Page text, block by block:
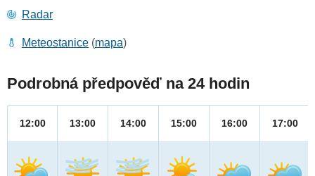
Radar
Meteostanice (mapa)
Podrobná předpověď na 24 hodin
12:00 13:00 14:00 15:00 16:00 17:00